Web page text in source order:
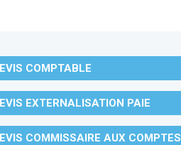
COMPTABLE
EXTERNALISATION PAIE
COMMISSAIRE AUX COMPTES